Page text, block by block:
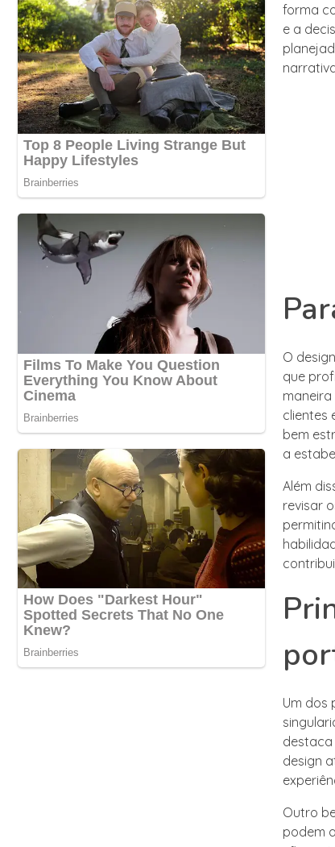
forma
e a
O
que
clientes
bem
a
Além
revisar
Um dos
destaca
design
Outro
podem